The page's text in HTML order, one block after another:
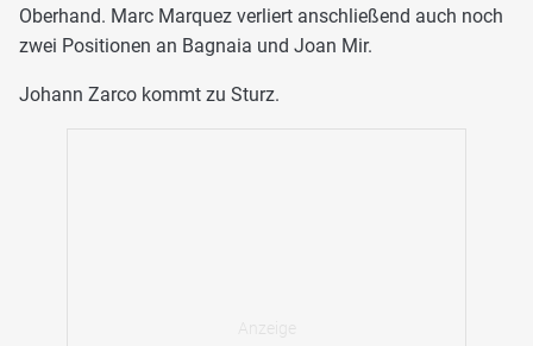
Oberhand. Marc Marquez verliert anschließend auch noch
zwei Positionen an Bagnaia und Joan Mir.
Johann Zarco kommt zu Sturz.